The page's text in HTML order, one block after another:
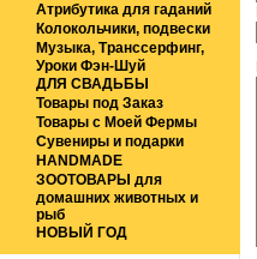
Атрибутика для гаданий
Колокольчики, подвески
Музыка, Транссерфинг,
Уроки Фэн-Шуй
ДЛЯ СВАДЬБЫ
Товары под Заказ
Товары с Моей Фермы
Сувениры и подарки
HANDMADE
ЗООТОВАРЫ для
домашних животных и
рыб
НОВЫЙ ГОД